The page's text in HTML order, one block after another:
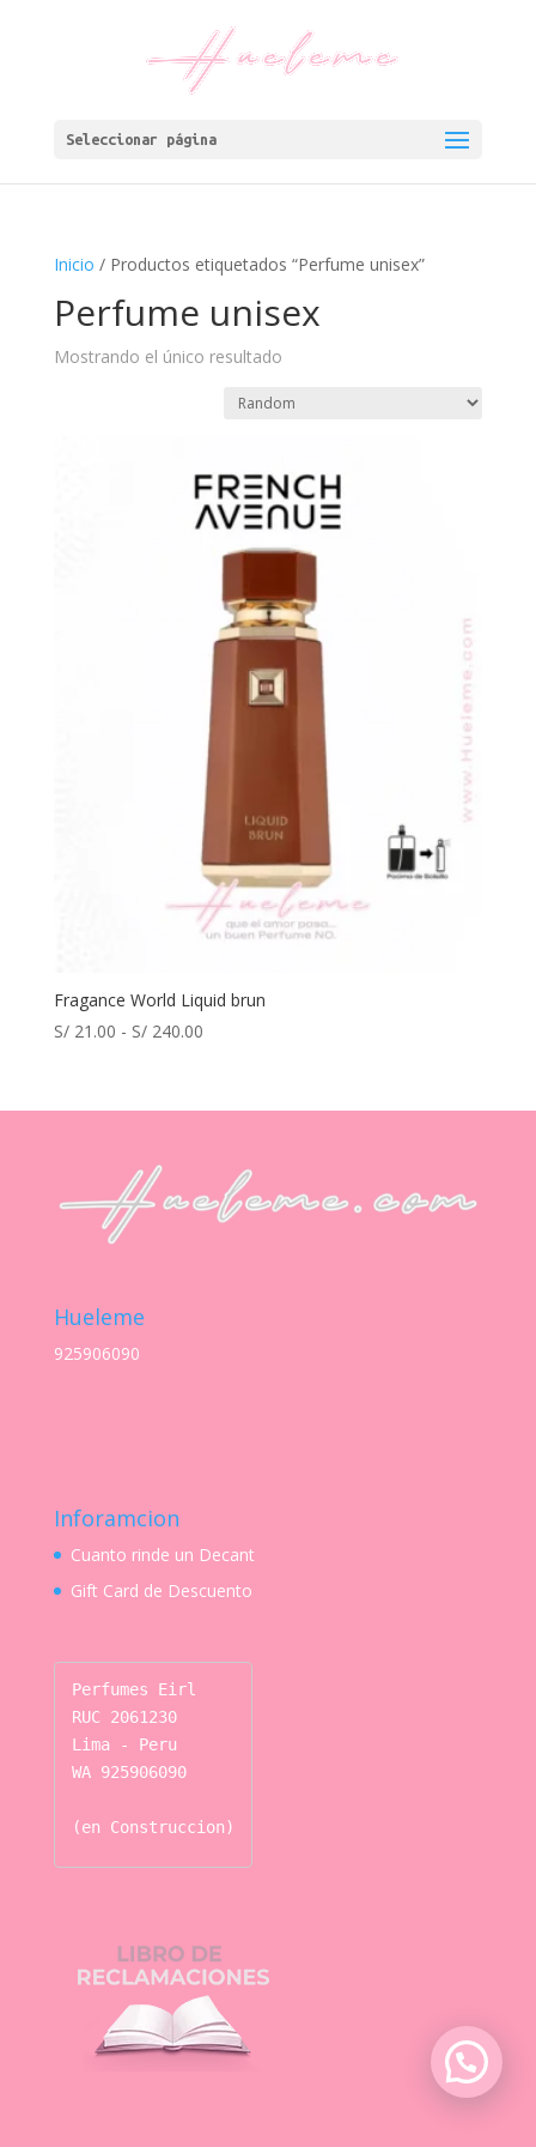
Seleccionar página
Inicio / Productos etiquetados “Perfume unisex”
Perfume unisex
Mostrando el único resultado
Fragance World Liquid brun
S/21.00 - S/240.00Rango
desde
hasta
S/ 240.00
Hueleme
925906090
Inforamcion
Cuanto rinde un Decant
Gift Card de Descuento
Perfumes Eirl
RUC 2061230
Lima - Peru
WA 925906090
(en Construccion)